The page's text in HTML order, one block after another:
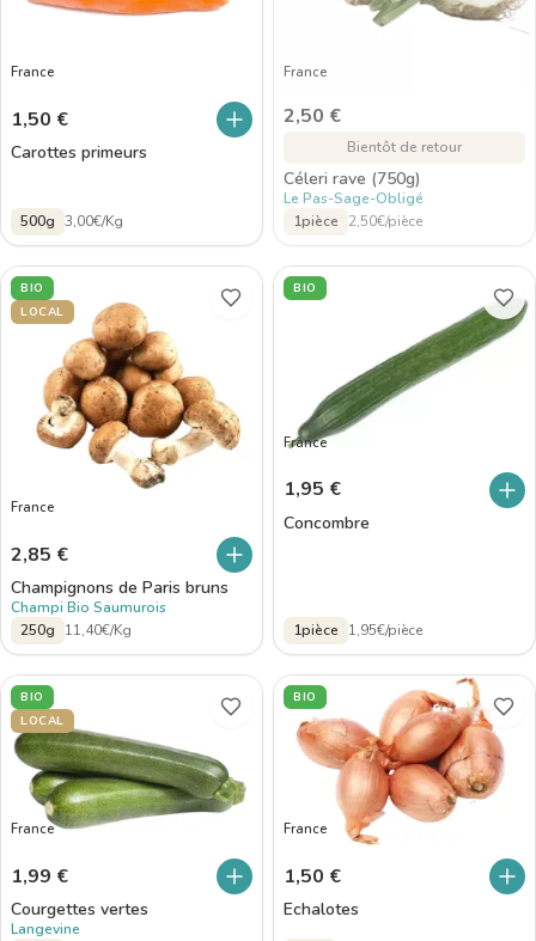
France
1,50 €
Carottes primeurs
500g 3,00€/Kg
France
2,50 €
Bientôt de retour
Céleri rave (750g)
Le Pas-Sage-Obligé
1pièce
2,50€/pièce
BIO
LOCAL
France
2,85 €
Champignons de Paris bruns
Champi Bio Saumurois
250g
11,40€/Kg
BIO
France
1,95 €
Concombre
1pièce 1,95€/pièce
BIO
LOCAL
France
1,99 €
Courgettes vertes
Langevine
BIO
France
1,50 €
Echalotes